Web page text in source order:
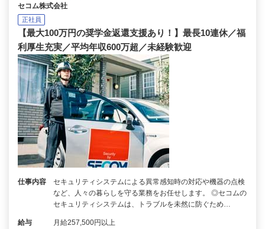
セコム株式会社
正社員
【最大100万円の奨学金返還支援あり！】最長10連休／福
利厚生充実／平均年収600万超／未経験歓迎
仕事内容
セキュリティシステムによる異常感知時の対応や機器の点検
など、人々の暮らしを守る業務をお任せします。 ◎セコムの
セキュリティシステムは、トラブルを未然に防ぐため…
給与 月給257,500円以上